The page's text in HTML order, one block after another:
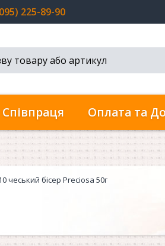
225-89-90
Співпраця Оплата та
чеський бісер Preciosa 50г